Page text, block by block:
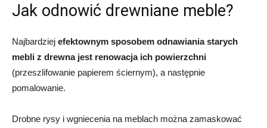
Jak odnowić drewniane meble?
Najbardziej efektownym sposobem odnawiania starych
mebli z drewna jest renowacja ich powierzchni
(przeszlifowanie papierem ściernym), a następnie
pomalowanie.
Drobne rysy i wgniecenia na meblach można zamaskować